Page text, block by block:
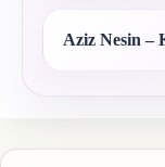
Aziz Nesin –